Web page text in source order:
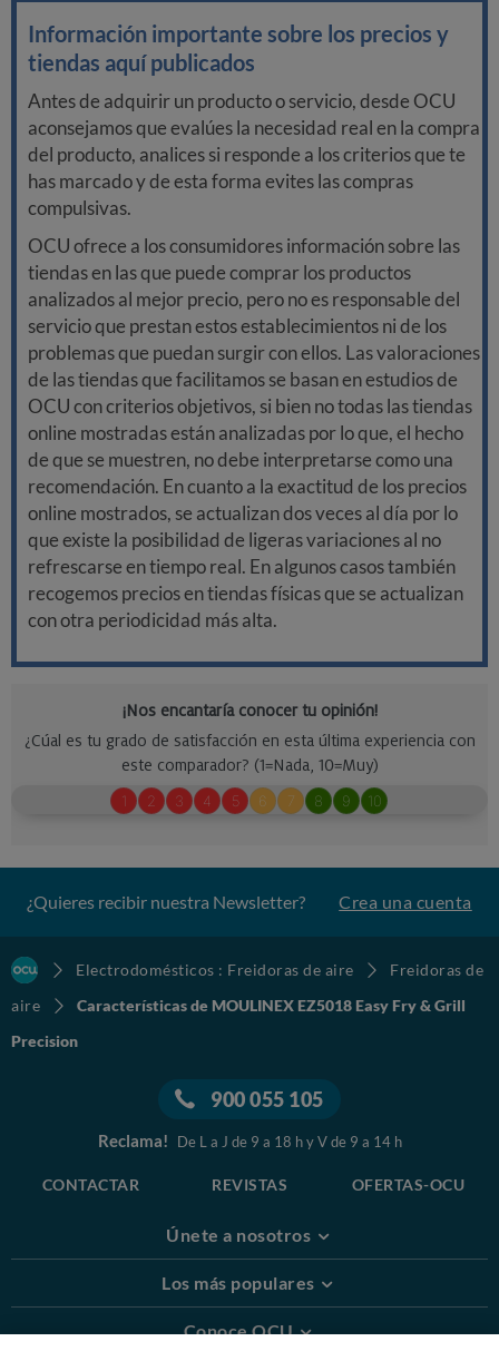
Información importante sobre los precios y
tiendas aquí publicados
Antes de adquirir un producto o servicio, desde OCU
aconsejamos que evalúes la necesidad real en la compra
del producto, analices si responde a los criterios que te
has marcado y de esta forma evites las compras
compulsivas.
OCU ofrece a los consumidores información sobre las
tiendas en las que puede comprar los productos
analizados al mejor precio, pero no es responsable del
servicio que prestan estos establecimientos ni de los
problemas que puedan surgir con ellos. Las valoraciones
de las tiendas que facilitamos se basan en estudios de
OCU con criterios objetivos, si bien no todas las tiendas
online mostradas están analizadas por lo que, el hecho
de que se muestren, no debe interpretarse como una
recomendación. En cuanto a la exactitud de los precios
online mostrados, se actualizan dos veces al día por lo
que existe la posibilidad de ligeras variaciones al no
refrescarse en tiempo real. En algunos casos también
recogemos precios en tiendas físicas que se actualizan
con otra periodicidad más alta.
¿Quieres recibir nuestra Newsletter? Crea una cuenta
Electrodomésticos : Freidoras de aire
Freidoras de
aire
Características de MOULINEX EZ5018 Easy Fry & Grill
Precision
900 055 105
Reclama! De L a J de 9 a 18 h y V de 9 a 14 h
CONTACTAR REVISTAS OFERTAS-OCU
Únete a nosotros
Los más populares
Conoce OCU